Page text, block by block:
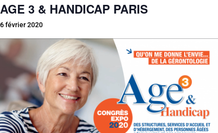
AGE 3 & HANDICAP PARIS
6 février 2020